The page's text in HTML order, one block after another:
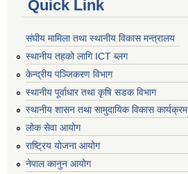
Quick Link
संघीय मामिला तथा स्थानीय विकास मन्त्रालय
स्थानीय तहको लागि ICT ब्लग
केन्द्रीय पञ्जिकरण विभाग
स्थानीय पूर्वाधार तथा कृषि सडक विभाग
स्थानीय शासन तथा सामुदायिक विकास कार्यक्रम
लोक सेवा आयोग
राष्ट्रिय योजना आयोग
नेपाल कानुन आयोग